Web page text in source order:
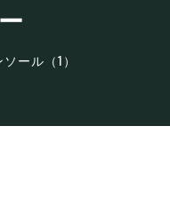
ール（1）